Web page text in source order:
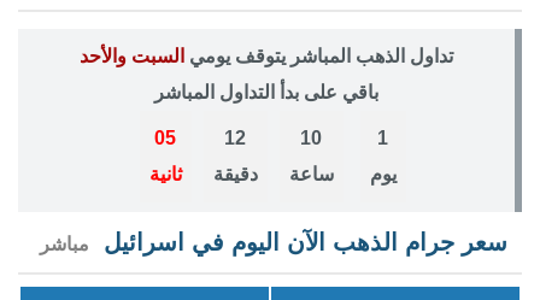
تداول الذهب المباشر يتوقف يومي السبت والأحد
باقي على بدأ التداول المباشر
1
يوم
10
ساعة
12
دقيقة
05
ثانية
سعر جرام الذهب الآن اليوم في اسرائيل مباشر